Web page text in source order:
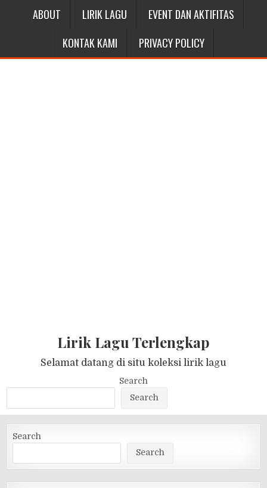
ABOUT LIRIK LAGU
EVENT DAN AKTIFITAS
KONTAK KAMI
PRIVACY POLICY
Lirik Lagu Terlengkap
Selamat datang di situ koleksi lirik lagu
Search
Search
Search
Search